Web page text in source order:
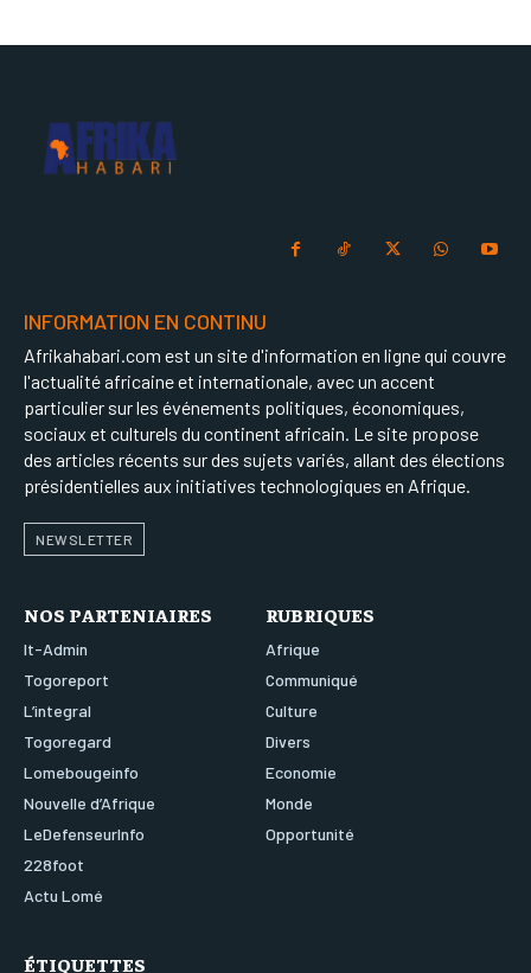
INFORMATION EN CONTINU
Afrikahabari.com est un site d'information en ligne qui couvre
l'actualité africaine et internationale, avec un accent
particulier sur les événements politiques, économiques,
sociaux et culturels du continent africain. Le site propose
des articles récents sur des sujets variés, allant des élections
présidentielles aux initiatives technologiques en Afrique.
NEWSLETTER
NOS PARTENIAIRES
It-Admin
Togoreport
L’integral
Togoregard
Lomebougeinfo
Nouvelle d’Afrique
LeDefenseurInfo
228foot
Actu Lomé
RUBRIQUES
Afrique
Communiqué
Culture
Divers
Economie
Monde
Opportunité
ÉTIQUETTES